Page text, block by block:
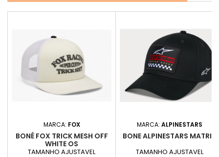
MARCA: FOX
BONÉ FOX TRICK MESH OFF
WHITE OS
TAMANHO AJUSTAVEL
MARCA: ALPINESTARS
BONE ALPINESTARS MATRIX
TAMANHO AJUSTAVEL